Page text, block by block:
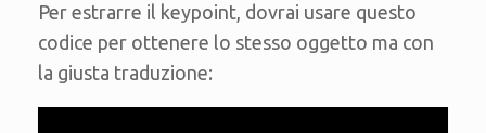
Per estrarre il keypoint, dovrai usare questo
codice per ottenere lo stesso oggetto ma con
la giusta traduzione: